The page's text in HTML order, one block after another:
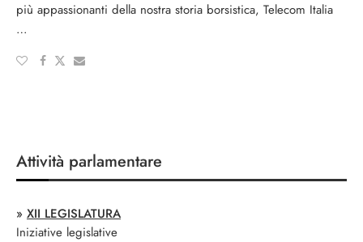
più appassio­nanti della nostra storia borsistica, Telecom Italia
…
Attività parlamentare
» XII LEGISLATURA
Iniziative legislative